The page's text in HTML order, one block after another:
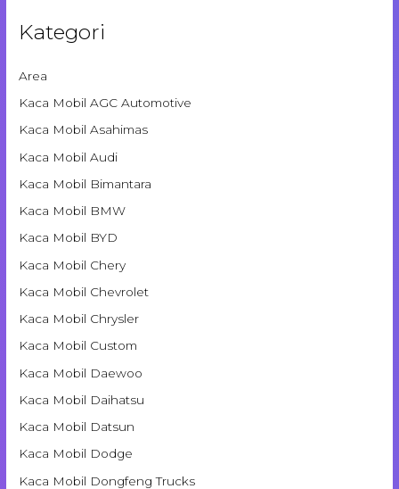
Kategori
Area
Kaca Mobil AGC Automotive
Kaca Mobil Asahimas
Kaca Mobil Audi
Kaca Mobil Bimantara
Kaca Mobil BMW
Kaca Mobil BYD
Kaca Mobil Chery
Kaca Mobil Chevrolet
Kaca Mobil Chrysler
Kaca Mobil Custom
Kaca Mobil Daewoo
Kaca Mobil Daihatsu
Kaca Mobil Datsun
Kaca Mobil Dodge
Kaca Mobil Dongfeng Trucks